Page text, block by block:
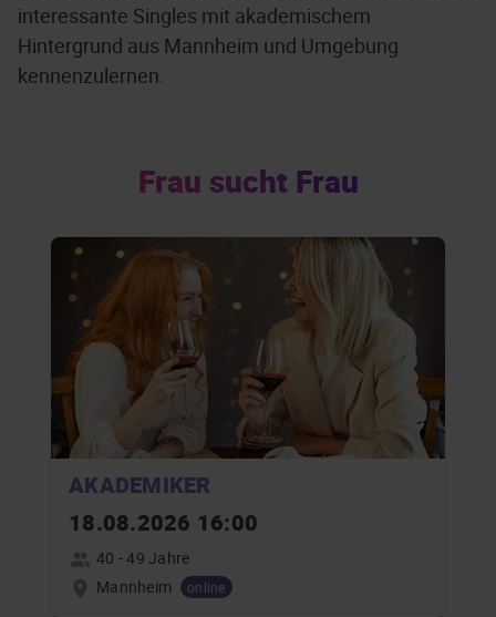
interessante Singles mit akademischem
Hintergrund aus Mannheim und Umgebung
kennenzulernen.
Frau sucht Frau
AKADEMIKER
18.08.2026 16:00
40 - 49 Jahre
Mannheim
online